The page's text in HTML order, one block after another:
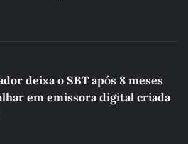
deixa o SBT após 8 meses
em emissora digital criada